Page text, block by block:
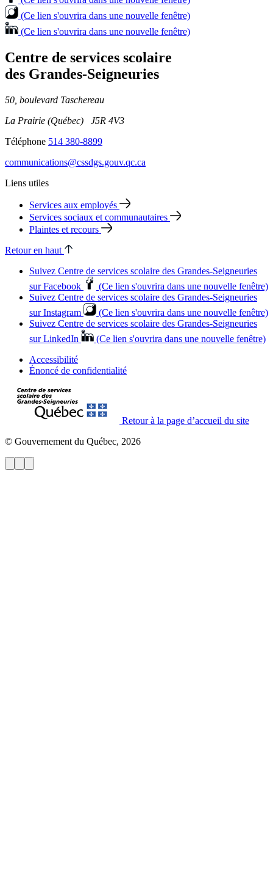
(Ce lien s'ouvrira dans une nouvelle fenêtre)
(Ce lien s'ouvrira dans une nouvelle fenêtre)
Centre de services scolaire
des Grandes‑Seigneuries
50, boulevard Taschereau
La Prairie (Québec) J5R 4V3
Téléphone 514 380-8899
communications@cssdgs.gouv.qc.ca
Liens utiles
Services aux employés
Services sociaux et communautaires
Plaintes et recours
Retour en haut
Suivez Centre de services scolaire des Grandes‑Seigneuries
sur Facebook
(Ce lien s'ouvrira dans une nouvelle fenêtre)
Suivez Centre de services scolaire des Grandes‑Seigneuries
sur Instagram
(Ce lien s'ouvrira dans une nouvelle fenêtre)
Suivez Centre de services scolaire des Grandes‑Seigneuries
sur LinkedIn
(Ce lien s'ouvrira dans une nouvelle fenêtre)
Accessibilité
Énoncé de confidentialité
Retour à la page d’accueil du site
© Gouvernement du Québec, 2026